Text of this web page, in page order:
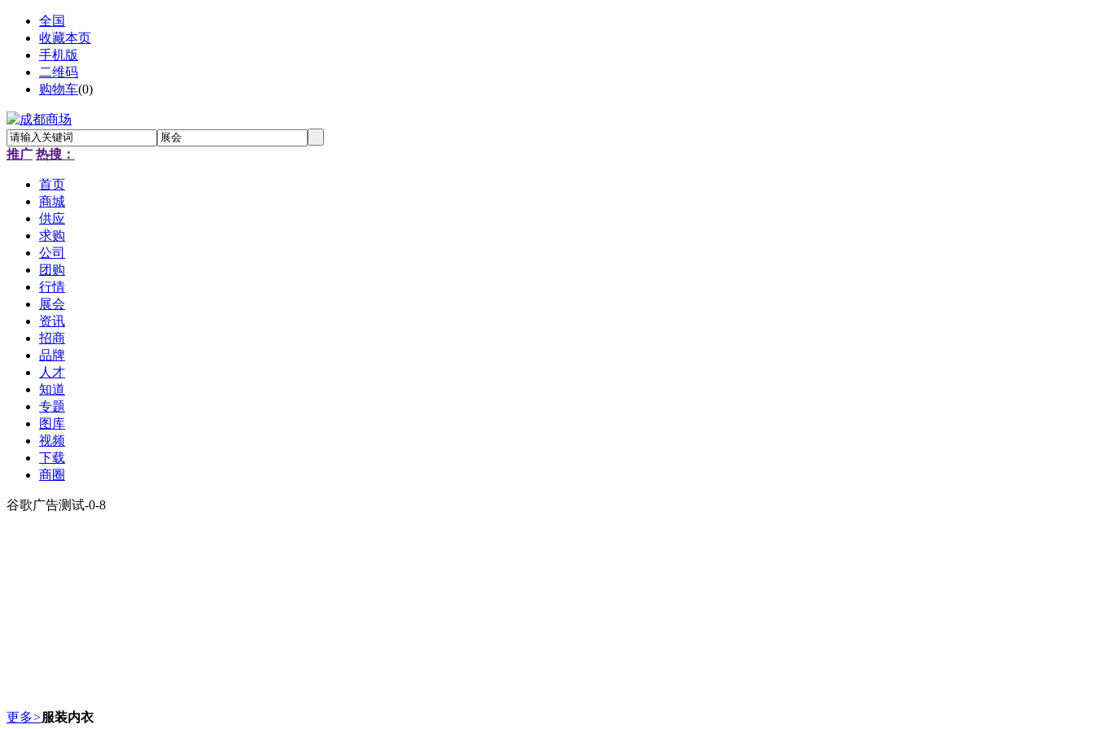
全国
收藏本页
手机版
二维码
购物车(0)
推广 热搜：
首页
商城
供应
求购
公司
团购
行情
展会
资讯
招商
品牌
人才
知道
专题
图库
视频
下载
商圈
谷歌广告测试-0-8
更多>服装内衣